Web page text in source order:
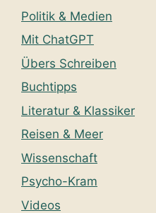
Politik & Medien
Mit ChatGPT
Übers Schreiben
Buchtipps
Literatur & Klassiker
Reisen & Meer
Wissenschaft
Psycho-Kram
Videos